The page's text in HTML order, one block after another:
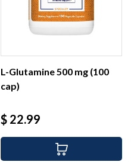
L-Glutamine 500 mg (100
cap)
Precio
$ 22.99